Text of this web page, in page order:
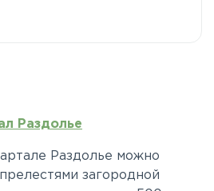
Раздолье
Раздолье можно
загородной